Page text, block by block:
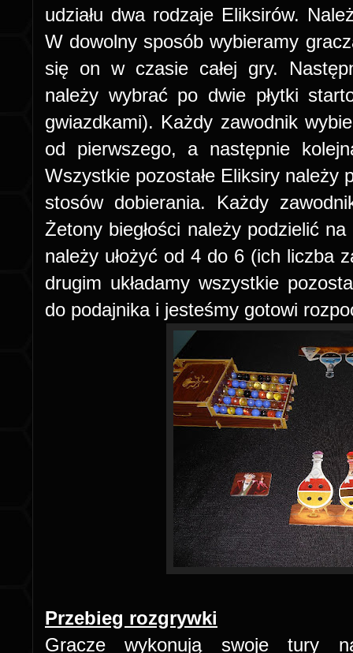
udziału dwa rodzaje Eliksirów.
W dowolny sposób wybieramy
się on w czasie całej gry.
należy wybrać po dwie płytki
gwiazdkami). Każdy zawodnik
od pierwszego, a następnie
Wszystkie pozostałe Eliksiry należy
stosów dobierania. Każdy
Żetony biegłości należy podzielić
należy ułożyć od 4 do 6 (ich liczba
drugim układamy wszystkie
do podajnika i jesteśmy gotowi
Przebieg rozgrywki
Gracze wykonują swoje tury